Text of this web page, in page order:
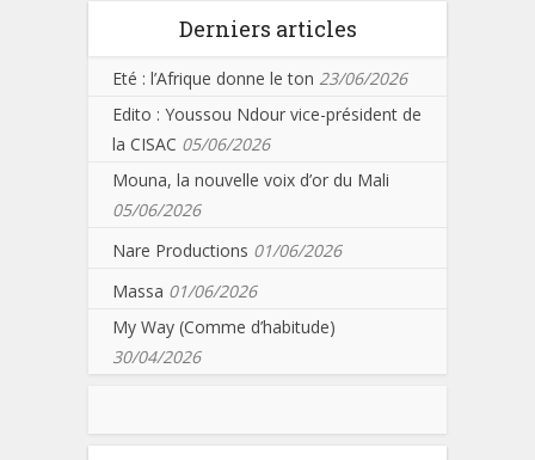
Derniers articles
Eté : l’Afrique donne le ton 23/06/2026
Edito : Youssou Ndour vice-président de
la CISAC 05/06/2026
Mouna, la nouvelle voix d’or du Mali
05/06/2026
Nare Productions 01/06/2026
Massa 01/06/2026
My Way (Comme d’habitude)
30/04/2026